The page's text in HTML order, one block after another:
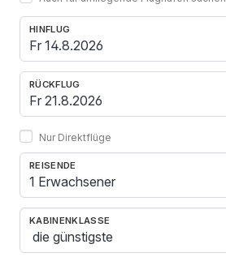
HINFLUG
RÜCKFLUG
Nur Direktflüge
REISENDE
1 Erwachsener
KABINENKLASSE